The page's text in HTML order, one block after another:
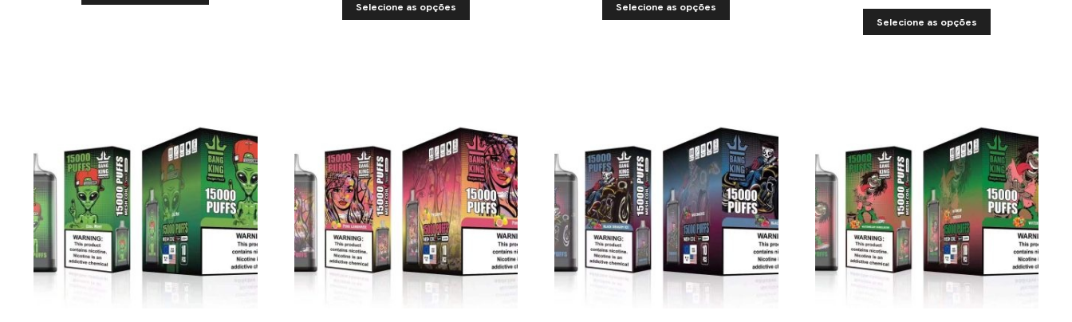
Selecione as opções Selecione as opções
Selecione as opções